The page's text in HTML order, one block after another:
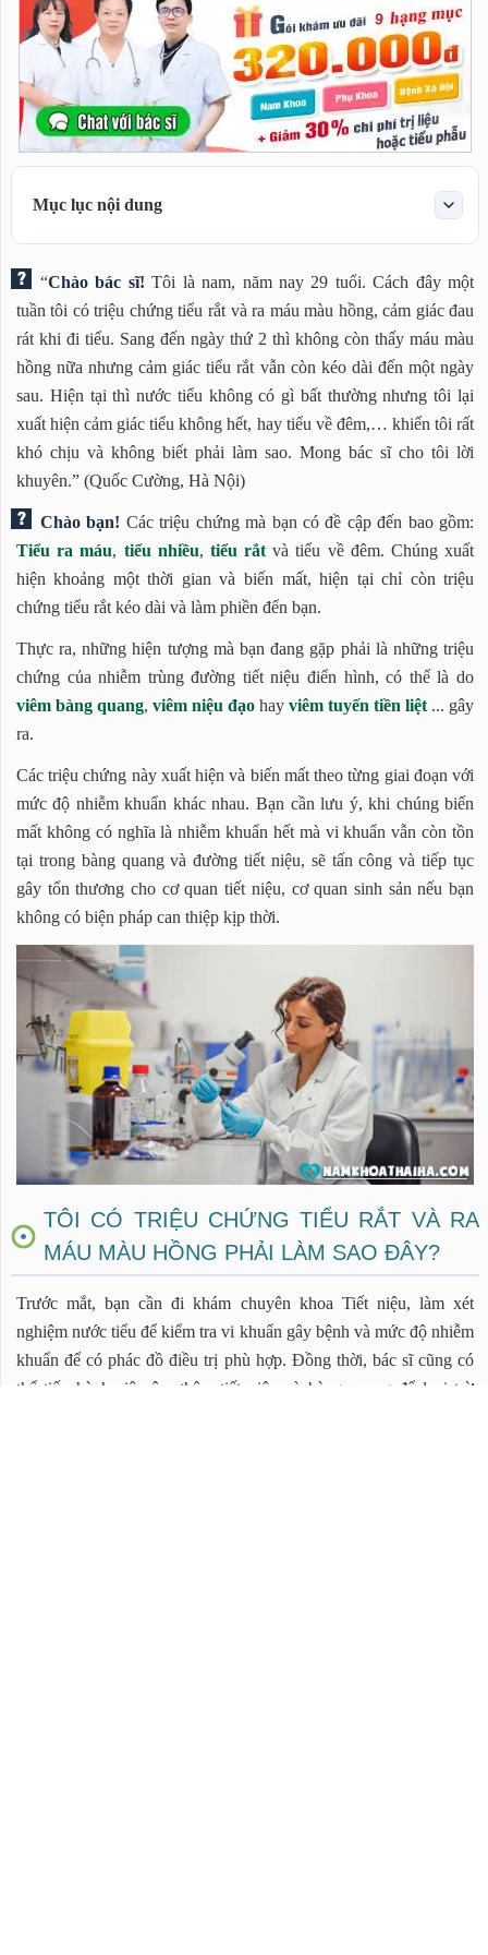
Mục lục nội dung
sao đây?
Một số lưu ý dành cho bạn trong giai đoạn này như
sau:
“Chào bác sĩ! Tôi là nam, năm nay 29 tuổi. Cách đây một
tuần tôi có triệu chứng tiểu rắt và ra máu màu hồng, cảm giác đau
rát khi đi tiểu. Sang đến ngày thứ 2 thì không còn thấy máu màu
hồng nữa nhưng cảm giác tiểu rắt vẫn còn kéo dài đến một ngày
sau. Hiện tại thì nước tiểu không có gì bất thường nhưng tôi lại
xuất hiện cảm giác tiểu không hết, hay tiểu về đêm,… khiến tôi rất
khó chịu và không biết phải làm sao. Mong bác sĩ cho tôi lời
khuyên.” (Quốc Cường, Hà Nội)
Chào bạn! Các triệu chứng mà bạn có đề cập đến bao gồm:
Tiểu ra máu, tiểu nhiều, tiểu rắt và tiểu về đêm. Chúng xuất
hiện khoảng một thời gian và biến mất, hiện tại chỉ còn triệu
chứng tiểu rắt kéo dài và làm phiền đến bạn.
Thực ra, những hiện tượng mà bạn đang gặp phải là những triệu
chứng của nhiễm trùng đường tiết niệu điển hình, có thể là do
viêm bàng quang, viêm niệu đạo hayviêm tuyến tiền liệt ... gây
ra.
Các triệu chứng này xuất hiện và biến mất theo từng giai đoạn với
mức độ nhiễm khuẩn khác nhau. Bạn cần lưu ý, khi chúng biến
mất không có nghĩa là nhiễm khuẩn hết mà vi khuẩn vẫn còn tồn
tại trong bàng quang và đường tiết niệu, sẽ tấn công và tiếp tục
gây tổn thương cho cơ quan tiết niệu, cơ quan sinh sản nếu bạn
không có biện pháp can thiệp kịp thời.
TÔI CÓ TRIỆU CHỨNG TIỂU RẮT VÀ RA
MÁU MÀU HỒNG PHẢI LÀM SAO ĐÂY?
Trước mắt, bạn cần đi khám chuyên khoa Tiết niệu, làm xét
nghiệm nước tiểu để kiểm tra vi khuẩn gây bệnh và mức độ nhiễm
khuẩn để có phác đồ điều trị phù hợp. Đồng thời, bác sĩ cũng có
thể tiến hành siêu âm thận, tiết niệu và bàng quang để loại trừ